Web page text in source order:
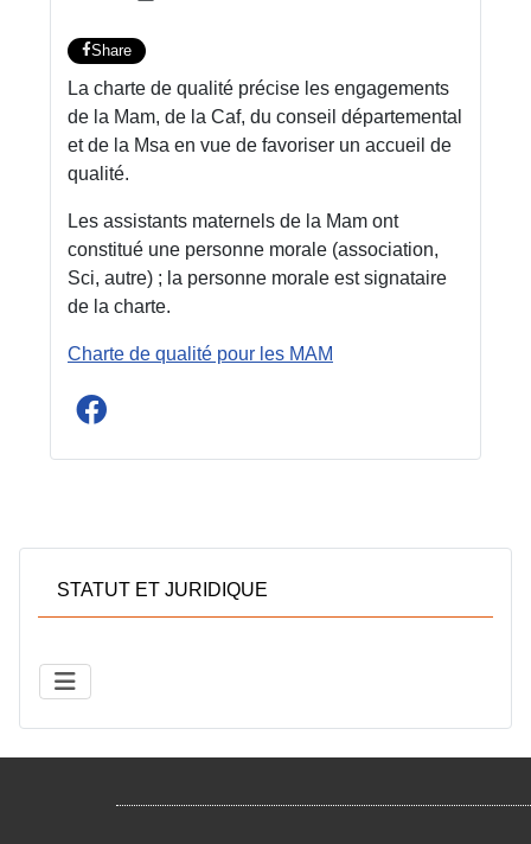
Share
La charte de qualité précise les engagements
de la Mam, de la Caf, du conseil départemental
et de la Msa en vue de favoriser un accueil de
qualité.
Les assistants maternels de la Mam ont
constitué une personne morale (association,
Sci, autre) ; la personne morale est signataire
de la charte.
Charte de qualité pour les MAM
STATUT ET JURIDIQUE